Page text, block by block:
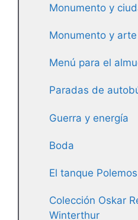
Monumento y
Monumento y arte
Menú para el
Paradas de
Guerra y energía
Boda
El tanque Polemos
Colección Oskar
Winterthur